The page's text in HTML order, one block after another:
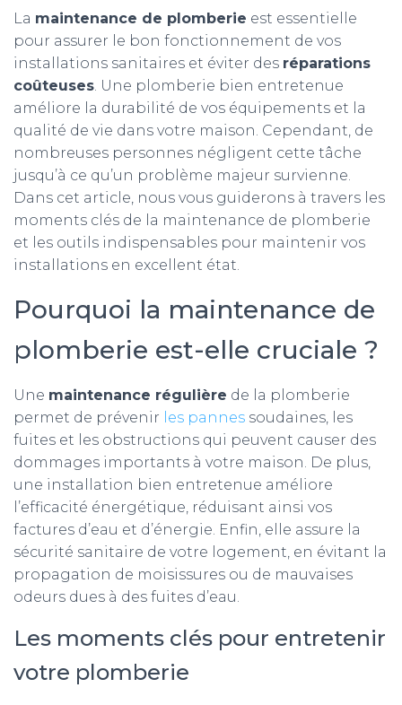
La maintenance de plomberie est essentielle
pour assurer le bon fonctionnement de vos
installations sanitaires et éviter des réparations
coûteuses. Une plomberie bien entretenue
améliore la durabilité de vos équipements et la
qualité de vie dans votre maison. Cependant, de
nombreuses personnes négligent cette tâche
jusqu’à ce qu’un problème majeur survienne.
Dans cet article, nous vous guiderons à travers les
moments clés de la maintenance de plomberie
et les outils indispensables pour maintenir vos
installations en excellent état.
Pourquoi la maintenance de
plomberie est-elle cruciale ?
Une maintenance régulière de la plomberie
permet de prévenir les pannes soudaines, les
fuites et les obstructions qui peuvent causer des
dommages importants à votre maison. De plus,
une installation bien entretenue améliore
l’efficacité énergétique, réduisant ainsi vos
factures d’eau et d’énergie. Enfin, elle assure la
sécurité sanitaire de votre logement, en évitant la
propagation de moisissures ou de mauvaises
odeurs dues à des fuites d’eau.
Les moments clés pour entretenir
votre plomberie